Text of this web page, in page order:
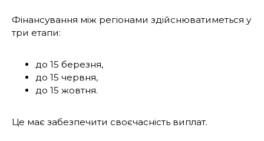
Фінансування між регіонами здійснюватиметься у
три етапи:
до 15 березня,
до 15 червня,
до 15 жовтня.
Це має забезпечити своєчасність виплат.